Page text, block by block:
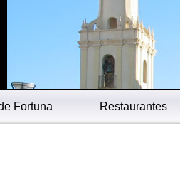
Fortuna Restaurantes